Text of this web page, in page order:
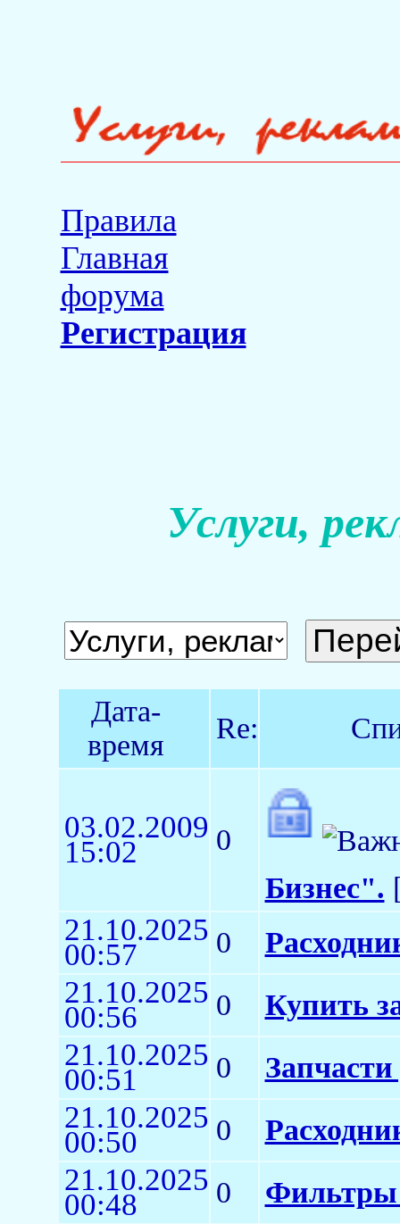
Правила
Главная
форума
Регистрация
Услуги,
Дата-
время
Re:
03.02.2009
15:02
0
Бизнес".
21.10.2025
00:57 0
21.10.2025
00:56 0 Купить
21.10.2025
00:51 0
21.10.2025
00:50 0
21.10.2025
00:48 0 Фильтры